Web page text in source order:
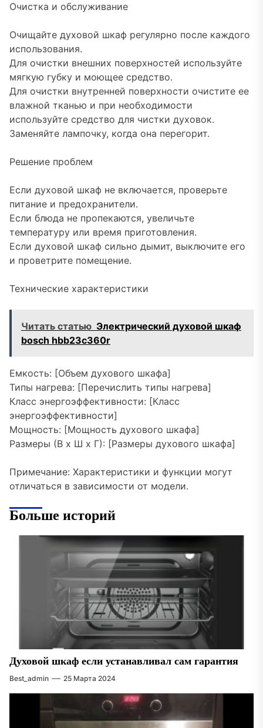
Очистка и обслуживание
Очищайте духовой шкаф регулярно после каждого
использования.
Для очистки внешних поверхностей используйте
мягкую губку и моющее средство.
Для очистки внутренней поверхности очистите ее
влажной тканью и при необходимости
используйте средство для чистки духовок.
Заменяйте лампочку, когда она перегорит.
Решение проблем
Если духовой шкаф не включается, проверьте
питание и предохранители.
Если блюда не пропекаются, увеличьте
температуру или время приготовления.
Если духовой шкаф сильно дымит, выключите его
и проветрите помещение.
Технические характеристики
Читать статью Электрический духовой шкаф
bosch hbb23c360r
Емкость: [Объем духового шкафа]
Типы нагрева: [Перечислить типы нагрева]
Класс энергоэффективности: [Класс
энергоэффективности]
Мощность: [Мощность духового шкафа]
Размеры (В х Ш х Г): [Размеры духового шкафа]
Примечание: Характеристики и функции могут
отличаться в зависимости от модели.
Больше историй
Духовой шкаф если устанавливал сам гарантия
Best_admin 25 Марта 2024